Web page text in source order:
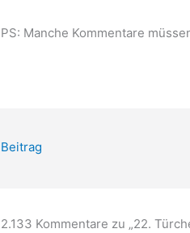
PS: Manche Kommentare
2.133 Kommentare zu „22.